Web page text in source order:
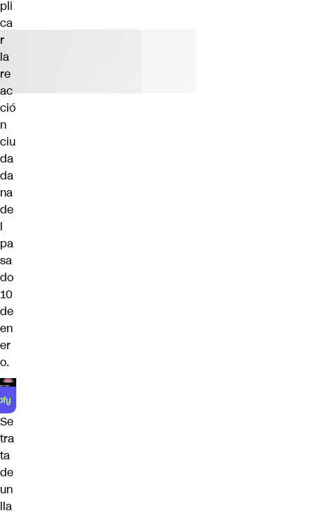
pli
ca
r
la
re
ac
ció
n
ciu
da
da
na
de
l
pa
sa
do
10
de
en
er
o.
Se
tra
ta
de
un
lla